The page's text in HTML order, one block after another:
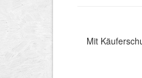
Mit